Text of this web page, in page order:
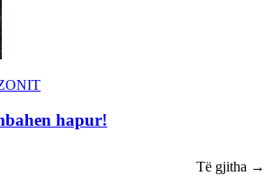
hapur!
Të gjitha →